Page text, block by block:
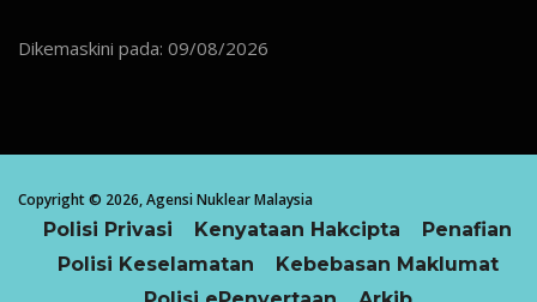
Dikemaskini pada: 09/08/2026
Copyright © 2026,Agensi Nuklear Malaysia
Polisi Privasi Kenyataan Hakcipta
Penafian
Polisi Keselamatan
Kebebasan Maklumat